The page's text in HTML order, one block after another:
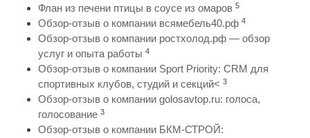
Флан из печени птицы в соусе из омаров 5
Обзор-отзыв о компании всямебель40.рф 4
Обзор-отзыв о компании ростхолод.рф — обзор
услуг и опыта работы 4
Обзор-отзыв о компании Sport Priority: CRM для
спортивных клубов, студий и секций< 3
Обзор-отзыв о компании golosavtop.ru: голоса,
голосование 3
Обзор-отзыв о компании БКМ-СТРОЙ: